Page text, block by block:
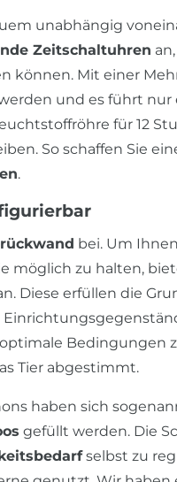
unabhängig
Zeitschaltuhren
können. Mit einer
und es führt nur
für 12
So schaffen Sie
.
bei. Um
möglich zu halten,
Diese erfüllen die
Bedingungen
Tier abgestimmt.
haben sich
gefüllt werden. Die
selbst zu